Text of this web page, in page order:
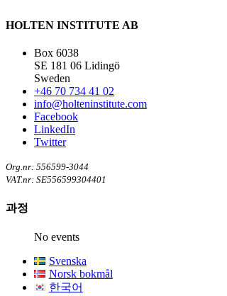
HOLTEN INSTITUTE AB
Box 6038
SE 181 06 Lidingö
Sweden
+46 70 734 41 02
info@holteninstitute.com
Facebook
LinkedIn
Twitter
Org.nr: 556599-3044
VAT.nr: SE556599304401
과정
No events
Svenska
Norsk bokmål
한국어